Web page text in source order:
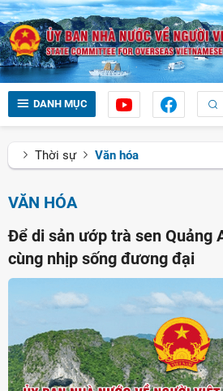
DANH MỤC
Thời sự Văn hóa
VĂN HÓA
Để di sản ướp trà sen Quảng
cùng nhịp sống đương đại